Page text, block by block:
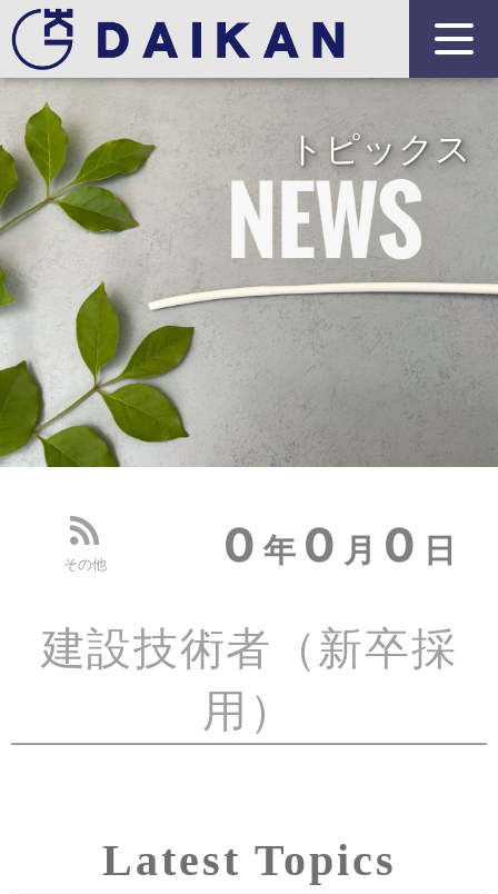
トピックス
その他 0 年 0 月 0 日
建設技術者 （新卒採
用）
Latest Topics